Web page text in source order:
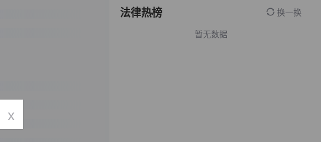
法律热榜 换一换
暂无数据
x